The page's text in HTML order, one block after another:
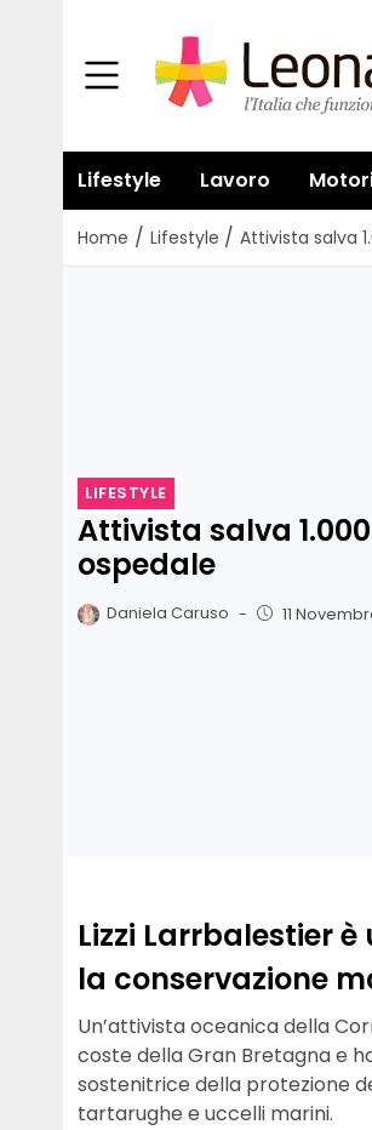
Lifestyle Lavoro
Home / Lifestyle / Attivista salva
LIFESTYLE
Attivista salva
ospedale
Daniela Caruso - 11
Lizzi Larrbalestier
la conservazione
Un’attivista oceanica della
coste della Gran Bretagna e
sostenitrice della protezione
tartarughe e uccelli marini.